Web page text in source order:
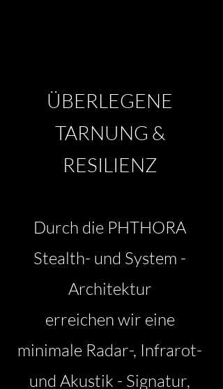
ÜBERLEGENE
TARNUNG &
RESILIENZ
Durch die PHTHORA
Stealth- und System -
Architektur
erreichen wir eine
minimale Radar-, Infrarot-
und Akustik - Signatur,